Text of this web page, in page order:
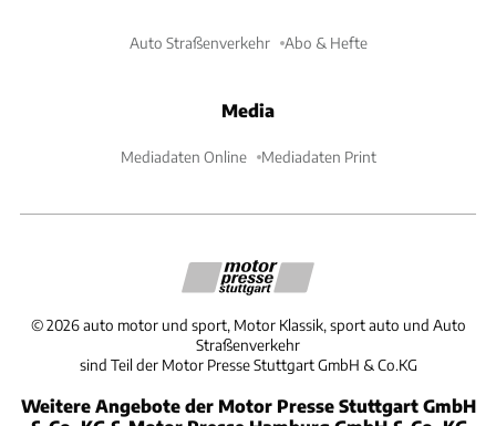
Auto Straßenverkehr Abo & Hefte
Media
Mediadaten Online Mediadaten Print
©2026 auto motor und sport, Motor Klassik, sport auto und Auto
Straßenverkehr
sind Teil der Motor Presse Stuttgart GmbH & Co.KG
Weitere Angebote der Motor Presse Stuttgart GmbH